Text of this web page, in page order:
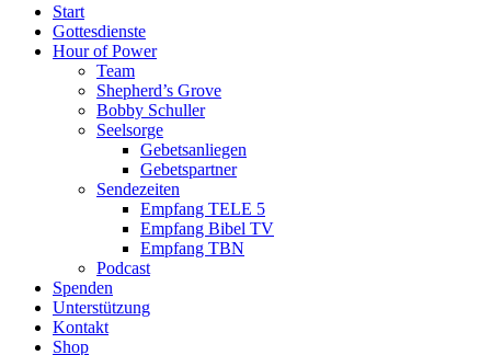
Start
Gottesdienste
Hour of Power
Team
Shepherd’s Grove
Bobby Schuller
Seelsorge
Gebetsanliegen
Gebetspartner
Sendezeiten
Empfang TELE 5
Empfang Bibel TV
Empfang TBN
Podcast
Spenden
Unterstützung
Kontakt
Shop